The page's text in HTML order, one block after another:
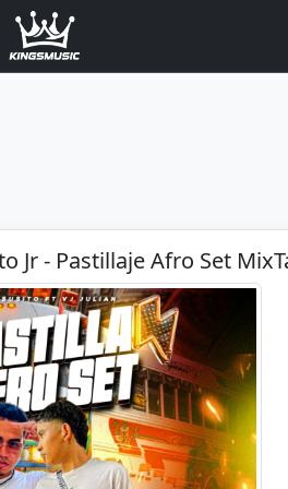
Jr - Pastillaje Afro Set